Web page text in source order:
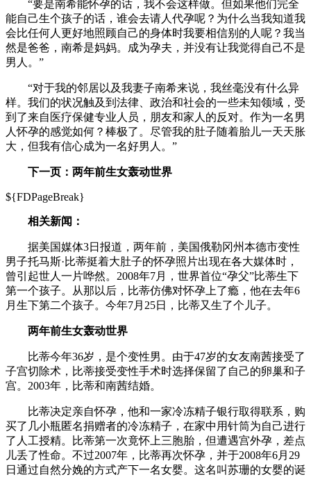
“要是南希能怀孕的话，我不会这样做。但如果他们完全
能自己生个孩子的话，谁会去请人代孕呢？为什么当我知道我
会比任何人更好地照顾自己的身体时我要相信别的人呢？我当
然是爸爸，南希是妈妈。成为孕夫，并没有让我觉得自己不是
男人。”
“对于我的邻居以及我妻子南希来说，我丝毫没有什么异
样。我们的状况触及到法律、政治和社会的一些未知领域，受
到了来自医疗保健专业人员，朋友和家人的反对。作为一名男
人怀孕的感觉如何？棒极了。尽管我的肚子随着胎儿一天天胀
大，但我有信心成为一名好男人。”
下一页：两年前生女轰动世界
${FDPageBreak}
相关新闻：
据美国媒体3日报道，两年前，美国俄勒冈州本德市变性
男子托马斯·比蒂挺着大肚子的怀孕照片出现在各大媒体时，
曾引起世人一片哗然。2008年7月，世界首位“孕父”比蒂生下
第一个孩子。从那以后，比蒂仿佛对怀孕上了瘾，他在去年6
月生下第二个孩子。今年7月25日，比蒂又生了个儿子。
两年前生女轰动世界
比蒂今年36岁，是个变性男。由于47岁的女友南茜接受了
子宫切除术，比蒂接受变性手术时选择保留了自己的卵巢和子
宫。2003年，比蒂和南茜结婚。
比蒂决定亲自怀孕，他和一家冷冻精子银行取得联系，购
买了几小瓶匿名捐赠者的冷冻精子，在家中用针筒为自己进行
了人工授精。比蒂第一次竟怀上三胞胎，但遭遇宫外孕，差点
儿丢了性命。不过2007年，比蒂再次怀孕，并于2008年6月29
日通过自然分娩的方式产下一名女婴。这名叫苏珊的女婴的诞